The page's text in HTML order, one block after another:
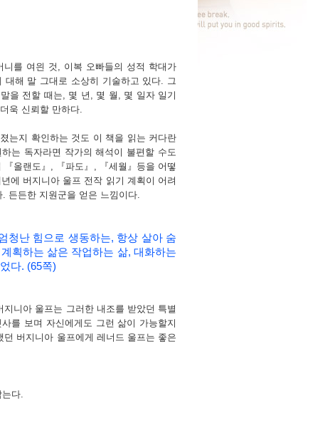
니를 여읜 것 , 이복 오빠들의 성적 학대가
대해 말 그대로 소상히 기술하고 있다. 그
을 전할 때는, 몇 년 , 몇 월 , 몇 일자 일기
욱 신뢰할 만하다.
는지 확인하는 것도 이 책을 읽는 커다란
는 독자라면 작가의 해석이 불편할 수도
『올랜도』 , 『파도』 , 『세월』등을 어떻
에 버지니아 울프 전작 읽기 계획이 어려
. 든든한 지원군을 얻은 느낌이다.
청난 힘으로 생동하는, 항상 살아 숨
획하는 삶은 작업하는 삶, 대화하는
다. (65쪽)
지니아 울프는 그러한 내조를 받았던 특별
를 보며 자신에게도 그런 삶이 가능할지
버지니아 울프에게 레너드 울프는 좋은
는다.